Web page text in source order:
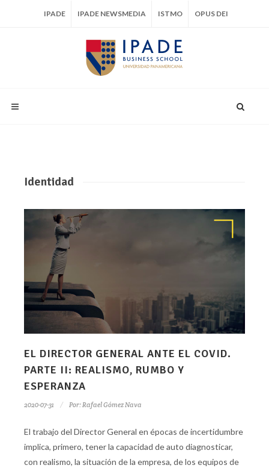
IPADE IPADE NEWSMEDIA ISTMO OPUS DEI
Identidad
EL DIRECTOR GENERAL ANTE EL COVID.
PARTE II: REALISMO, RUMBO Y
ESPERANZA
2020-07-31 Por:Rafael Gómez Nava
El trabajo del Director General en épocas de incertidumbre
implica, primero, tener la capacidad de auto diagnosticar,
con realismo, la situación de la empresa, de los equipos de